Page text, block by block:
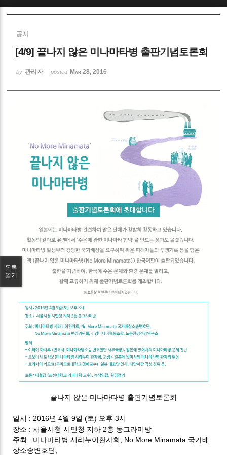
공지
[4/9] 끝나지 않은 미나마타병 출판기념토론회
by 관리자 posted Mar 28, 2016
끝나지 않은 미나마타병 출판기념토론회
일시 : 2016년 4월 9일 (토) 오후 3시
장소 : 서울시청 시민청 지하 2층 동그라미방
주최 : 미나마타병 시라누이환자회, No More Minamata 국가배
상소송변호단,
목록
열기
Sketchbook5, 스케치북5
Sketchbook5, 스케치북5